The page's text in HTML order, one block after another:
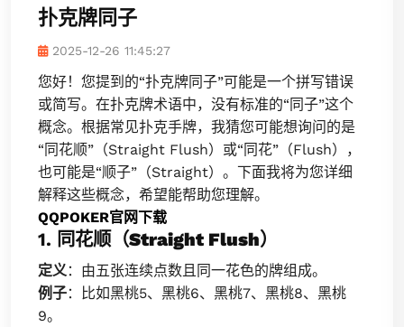
扑克牌同子
2025-12-26 11:45:27
您好！您提到的“扑克牌同子”可能是一个拼写错误
或简写。在扑克牌术语中，没有标准的“同子”这个
概念。根据常见扑克手牌，我猜您可能想询问的是
“同花顺”（Straight Flush）或“同花”（Flush），
也可能是“顺子”（Straight）。下面我将为您详细
解释这些概念，希望能帮助您理解。
QQPOKER官网下载
1. 同花顺（Straight Flush）
定义：由五张连续点数且同一花色的牌组成。
例子：比如黑桃5、黑桃6、黑桃7、黑桃8、黑桃
9。